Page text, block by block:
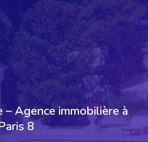
– Agence immobilière à
8